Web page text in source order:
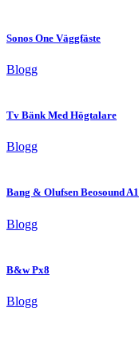
Sonos One Väggfäste
Blogg
Tv Bänk Med Högtalare
Blogg
Bang & Olufsen Beosound A1
Blogg
B&w Px8
Blogg